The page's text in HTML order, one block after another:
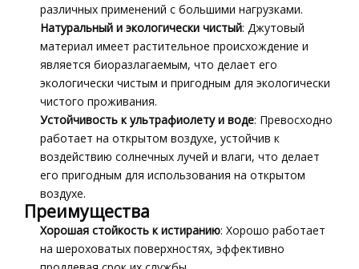
различных применений с большими нагрузками.
Натуральный и экологически чистый: Джутовый
материал имеет растительное происхождение и
является биоразлагаемым, что делает его
экологически чистым и пригодным для экологически
чистого проживания.
Устойчивость к ультрафиолету и воде: Превосходно
работает на открытом воздухе, устойчив к
воздействию солнечных лучей и влаги, что делает
его пригодным для использования на открытом
воздухе.
Преимущества
Хорошая стойкость к истиранию: Хорошо работает
на шероховатых поверхностях, эффективно